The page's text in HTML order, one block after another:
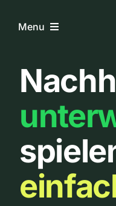
InhaltMenu
Home
Über uns
Urbanlist